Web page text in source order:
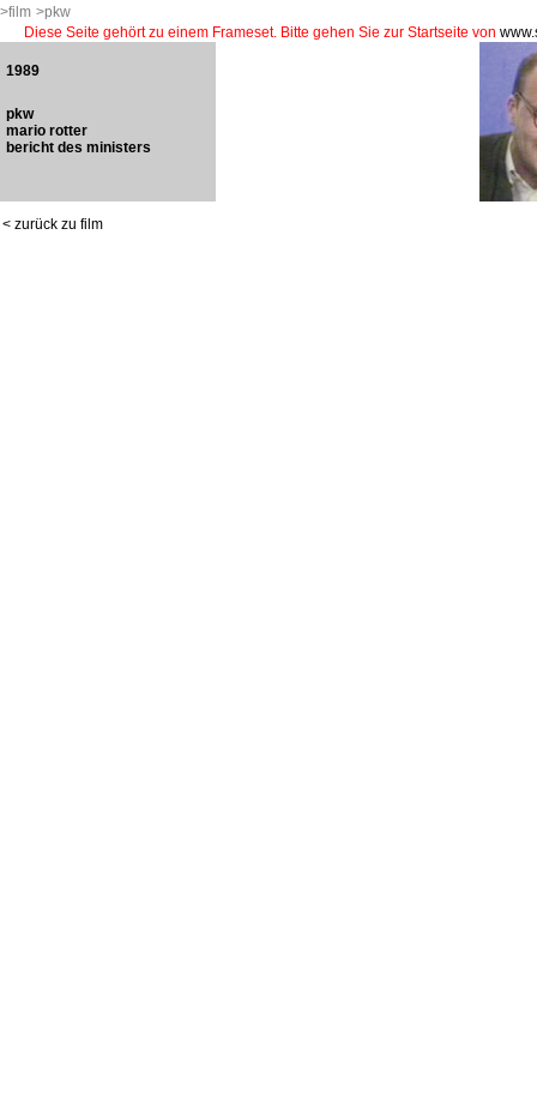
>film >pkw
1989
pkw
mario rotter
bericht des ministers
< zurück zu film
Diese Seite gehört zu einem Frameset. Bitte gehen Sie zur Startseite von